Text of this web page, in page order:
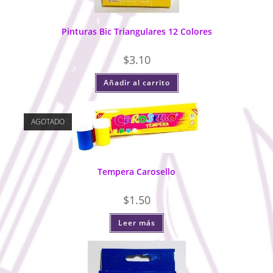
Pinturas Bic Triangulares 12 Colores
$3.10
Añadir al carrito
AGOTADO
Tempera Carosello
$1.50
Leer más